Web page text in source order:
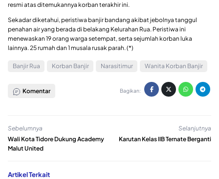
resmi atas ditemukannya korban terakhir ini.
Sekadar diketahui, peristiwa banjir bandang akibat jebolnya tanggul
penahan air yang berada di belakang Kelurahan Rua. Peristiwa ini
menewaskan 19 orang warga setempat, serta sejumlah korban luka
lainnya. 25 rumah dan 1 musala rusak parah. (*)
Banjir Rua Korban Banjir Narasitimur Wanita Korban Banjir
Komentar Bagikan:
Sebelumnya
Wali Kota Tidore Dukung Academy
Malut United
Selanjutnya
Karutan Kelas IIB Ternate Berganti
Artikel Terkait